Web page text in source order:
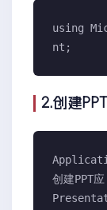
using
nt;
2.创建PPT
创建PPT应